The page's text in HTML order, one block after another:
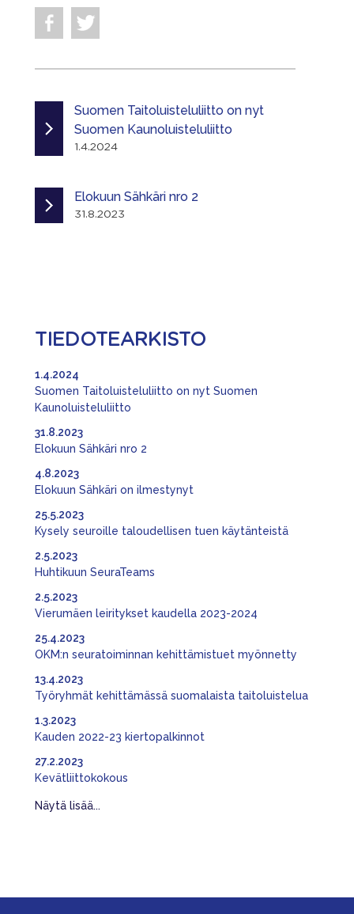
Suomen Taitoluisteluliitto on nyt
Suomen Kaunoluisteluliitto
1.4.2024
Elokuun Sähkäri nro 2
31.8.2023
TIEDOTEARKISTO
Suomen Taitoluisteluliitto on nyt Suomen
Kaunoluisteluliitto
1.4.2024
Elokuun Sähkäri nro 2
31.8.2023
Elokuun Sähkäri on ilmestynyt
4.8.2023
Kysely seuroille taloudellisen tuen käytänteistä
25.5.2023
Huhtikuun SeuraTeams
2.5.2023
Vierumäen leiritykset kaudella 2023-2024
2.5.2023
OKM:n seuratoiminnan kehittämistuet myönnetty
25.4.2023
Työryhmät kehittämässä suomalaista taitoluistelua
13.4.2023
Kauden 2022-23 kiertopalkinnot
1.3.2023
Kevätliittokokous
27.2.2023
Näytä lisää...